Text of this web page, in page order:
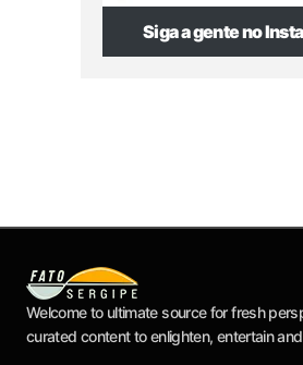
Siga a gente no
Welcome to ultimate source for fresh
curated content to enlighten, entertain